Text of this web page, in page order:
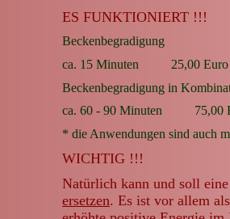
ES FUNKTIONIERT !!!
Beckenbegradigung
ca. 15 Minuten 25,00 Euro
Beckenbegradigung in
ca. 60 - 90 Minuten 75,00
* die Anwendungen sind auch
WICHTIG !!!
Natürlich kann und soll
ersetzen. Es ist vor allem